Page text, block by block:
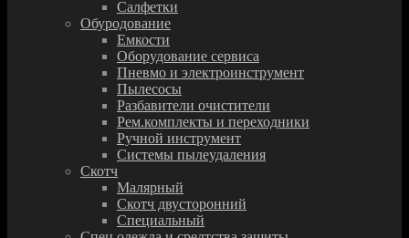
Салфетки
Обуродование
Емкости
Оборудование сервиса
Пневмо и электроинструмент
Пылесосы
Разбавители очистители
Рем.комплекты и переходники
Ручной инструмент
Системы пылеудаления
Скотч
Малярный
Скотч двусторонний
Специальный